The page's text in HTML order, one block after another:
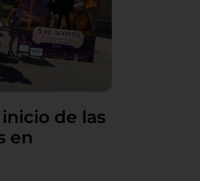
de las
en